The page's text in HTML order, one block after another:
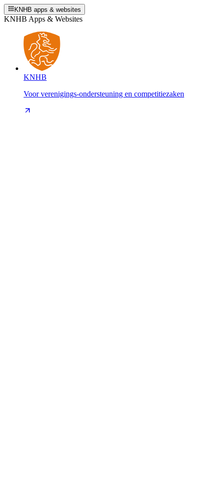
KNHB apps & websites
KNHB Apps & Websites
KNHB
Voor verenigings-ondersteuning en competitiezaken